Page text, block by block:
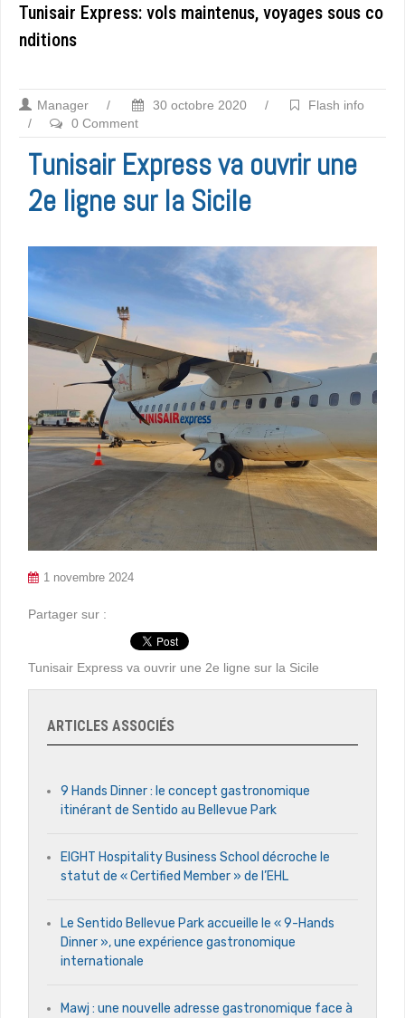
Tunisair Express: vols maintenus, voyages sous co
nditions
Manager / 30 octobre 2020 /
Flash info
/
0 Comment
Tunisair Express va ouvrir une
2e ligne sur la Sicile
1 novembre 2024
Partager sur :
Tunisair Express va ouvrir une 2e ligne sur la Sicile
ARTICLES ASSOCIÉS
9 Hands Dinner : le concept gastronomique
itinérant de Sentido au Bellevue Park
EIGHT Hospitality Business School décroche le
statut de « Certified Member » de l’EHL
Le Sentido Bellevue Park accueille le « 9-Hands
Dinner », une expérience gastronomique
internationale
Mawj : une nouvelle adresse gastronomique face à